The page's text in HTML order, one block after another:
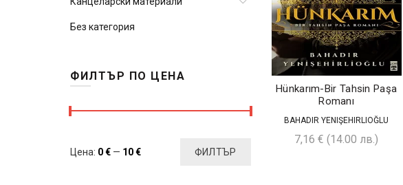
Hünkarım-Bir Tahsin Paşa
Romanı
BAHADIR YENIŞEHIRLIOĞLU
7,16€ (14.00 лв.)
Без категория
ФИЛТЪР ПО ЦЕНА
Минимална
Максимална ФИЛТЪР
Цена: 0 € — 10 €